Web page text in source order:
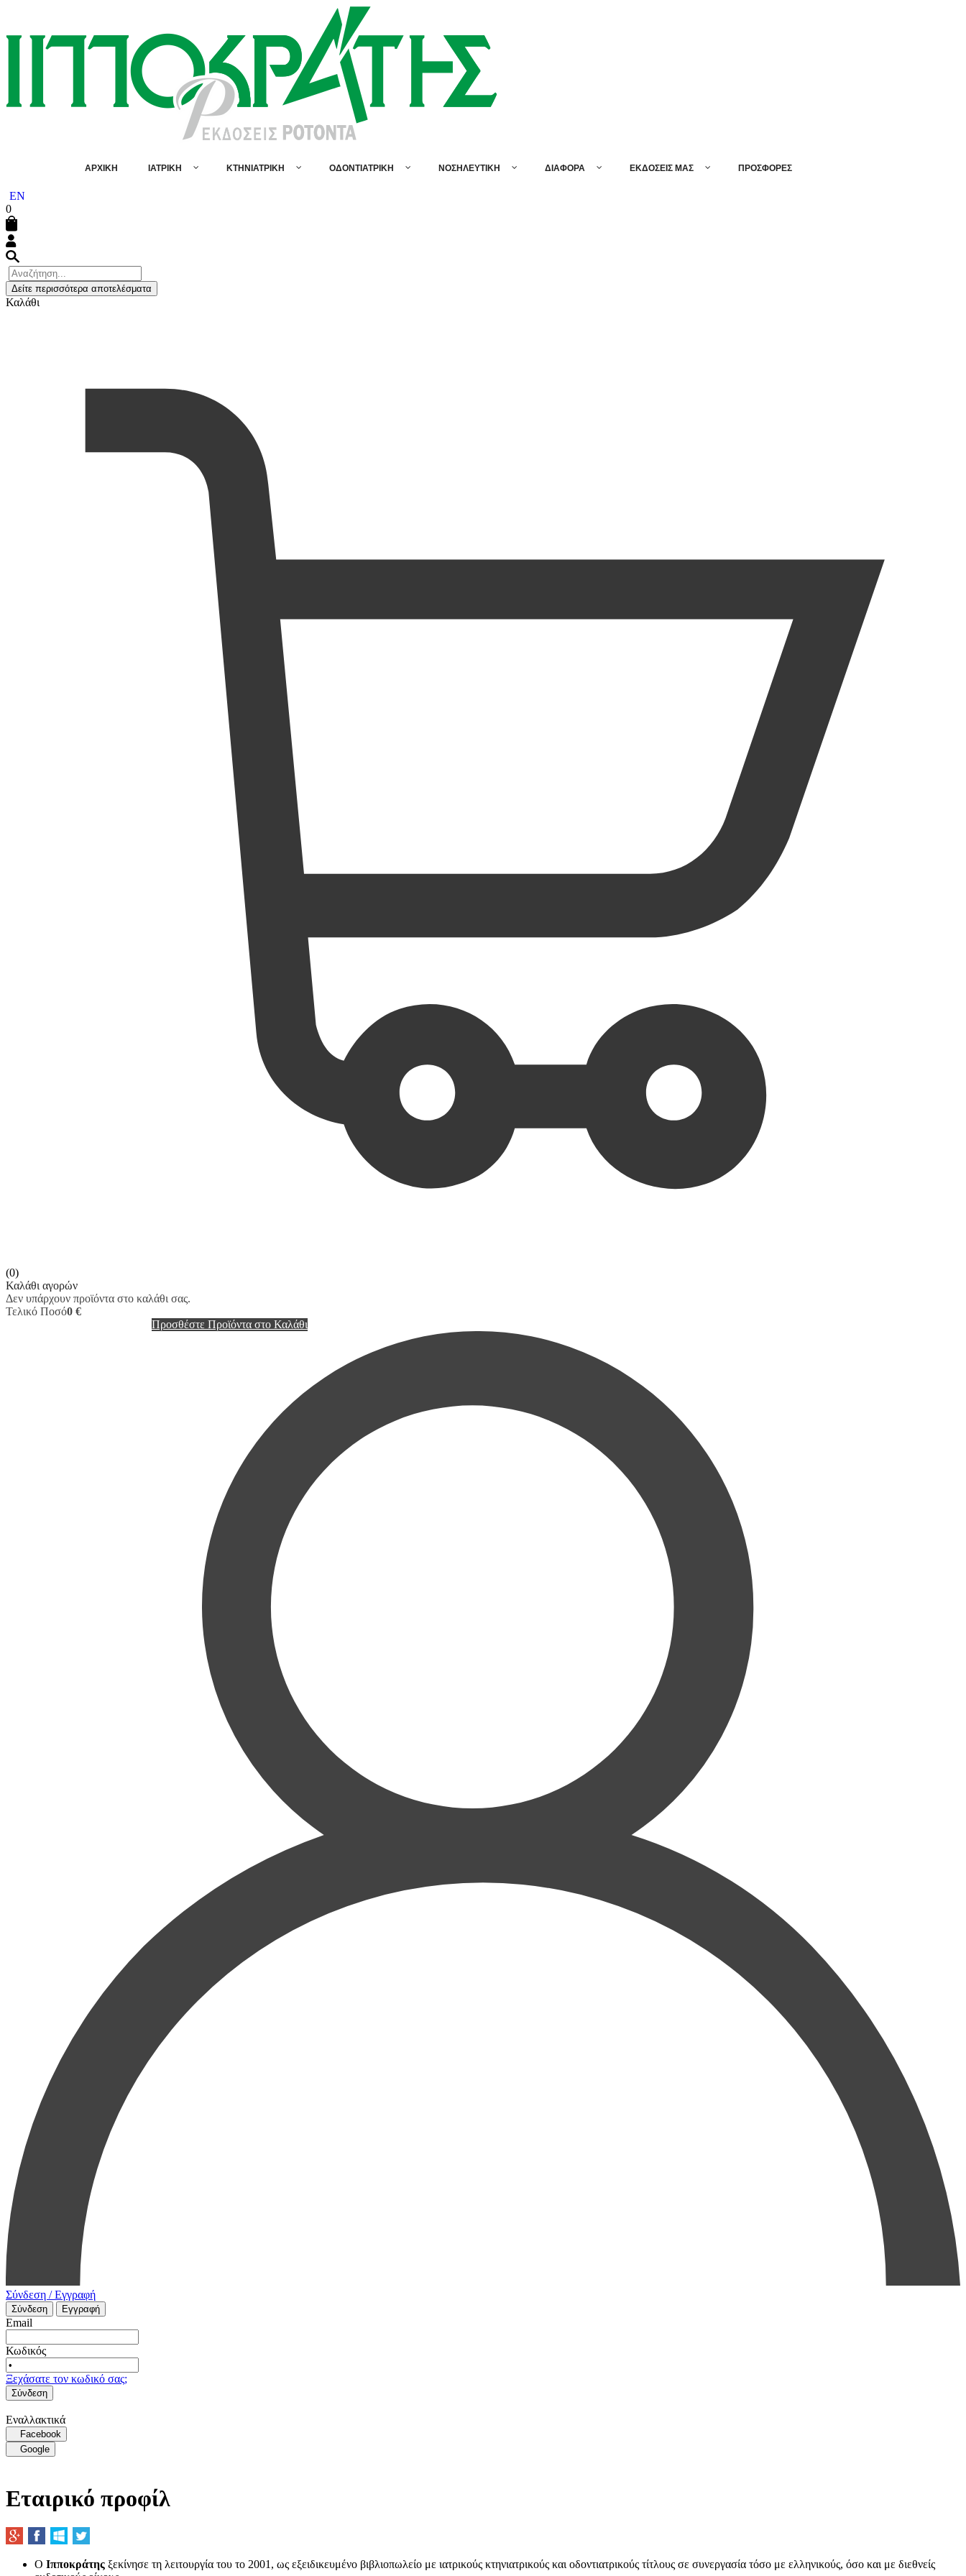
ΑΡΧΙΚΗ ΙΑΤΡΙΚΗ ΚΤΗΝΙΑΤΡΙΚΗ ΟΔΟΝΤΙΑΤΡΙΚΗ ΝΟΣΗΛΕΥΤΙΚΗ ΔΙΑΦΟΡΑ ΕΚΔΟΣΕΙΣ ΜΑΣ ΠΡΟΣΦΟΡΕΣ
EN
0
Δείτε περισσότερα αποτελέσματα
Καλάθι
(0)
Καλάθι αγορών
Δεν υπάρχουν προϊόντα στο καλάθι σας.
Τελικό Ποσό0 €
Προσθέστε Προϊόντα στο Καλάθι
Σύνδεση / Εγγραφή
Σύνδεση Εγγραφή
Email
Κωδικός
Ξεχάσατε τον κωδικό σας;
Σύνδεση
Εναλλακτικά
Facebook
Google
Εταιρικό προφίλ
Ο Ιπποκράτης ξεκίνησε τη λειτουργία του το 2001, ως εξειδικευμένο βιβλιοπωλείο με ιατρικούς κτηνιατρικούς και οδοντιατρικούς τίτλους σε συνεργασία τόσο με ελληνικούς, όσο και με διεθνείς